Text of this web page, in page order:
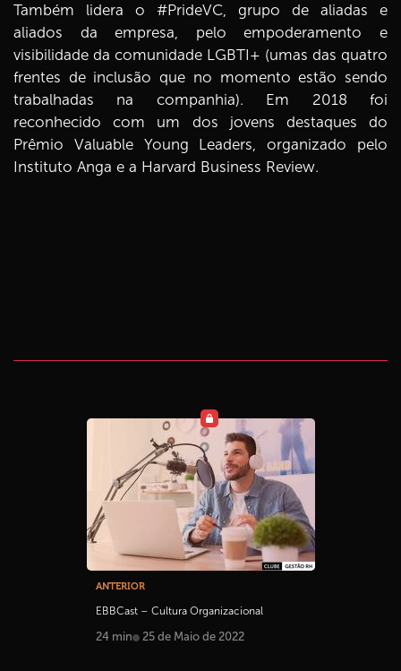
Também lidera o #PrideVC, grupo de aliadas e
aliados da empresa, pelo empoderamento e
visibilidade da comunidade LGBTI+ (umas das quatro
frentes de inclusão que no momento estão sendo
trabalhadas na companhia). Em 2018 foi
reconhecido com um dos jovens destaques do
Prêmio Valuable Young Leaders, organizado pelo
Instituto Anga e a Harvard Business Review.
ANTERIOR
EBBCast – Cultura Organizacional
24 min 25 de Maio de 2022